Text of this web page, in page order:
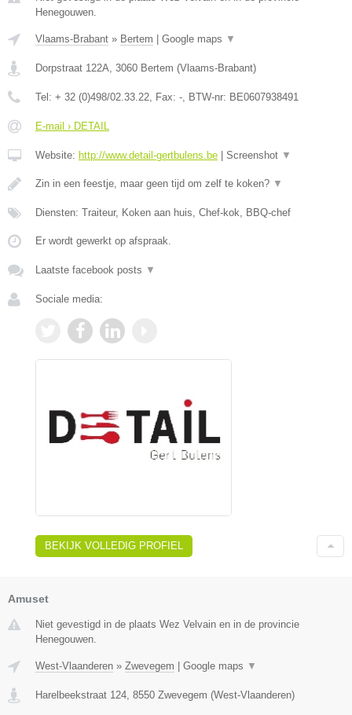
Henegouwen.
Vlaams-Brabant » Bertem Google maps ▼
Dorpstraat 122A, 3060 Bertem (Vlaams-Brabant)
Tel: + 32 (0)498/02.33.22, Fax: -, BTW-nr: BE0607938491
E-mail › DETAIL
Website: http://www.detail-gertbulens.be Screenshot ▼
Zin in een feestje, maar geen tijd om zelf te koken? ▼
Diensten: Traiteur, Koken aan huis, Chef-kok, BBQ-chef
Er wordt gewerkt op afspraak.
Laatste facebook posts ▼
Sociale media:
BEKIJK VOLLEDIG PROFIEL
Amuset
Niet gevestigd in de plaats Wez Velvain en in de provincie
Henegouwen.
West-Vlaanderen » Zwevegem Google maps ▼
Harelbeekstraat 124, 8550 Zwevegem (West-Vlaanderen)